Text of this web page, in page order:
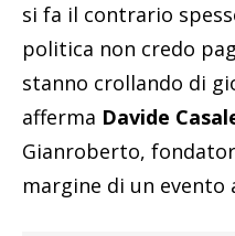
si fa il contrario
politica non credo
stanno crollando di
afferma Davide
Gianroberto,
margine di un evento